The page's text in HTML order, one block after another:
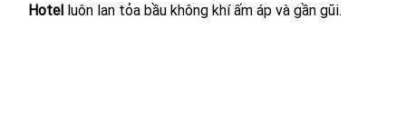
Hotel luôn lan tỏa bầu không khí ấm áp và gần gũi.